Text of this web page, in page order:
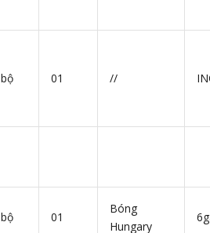
bộ 01 //
bộ 01
Bóng
Hungary